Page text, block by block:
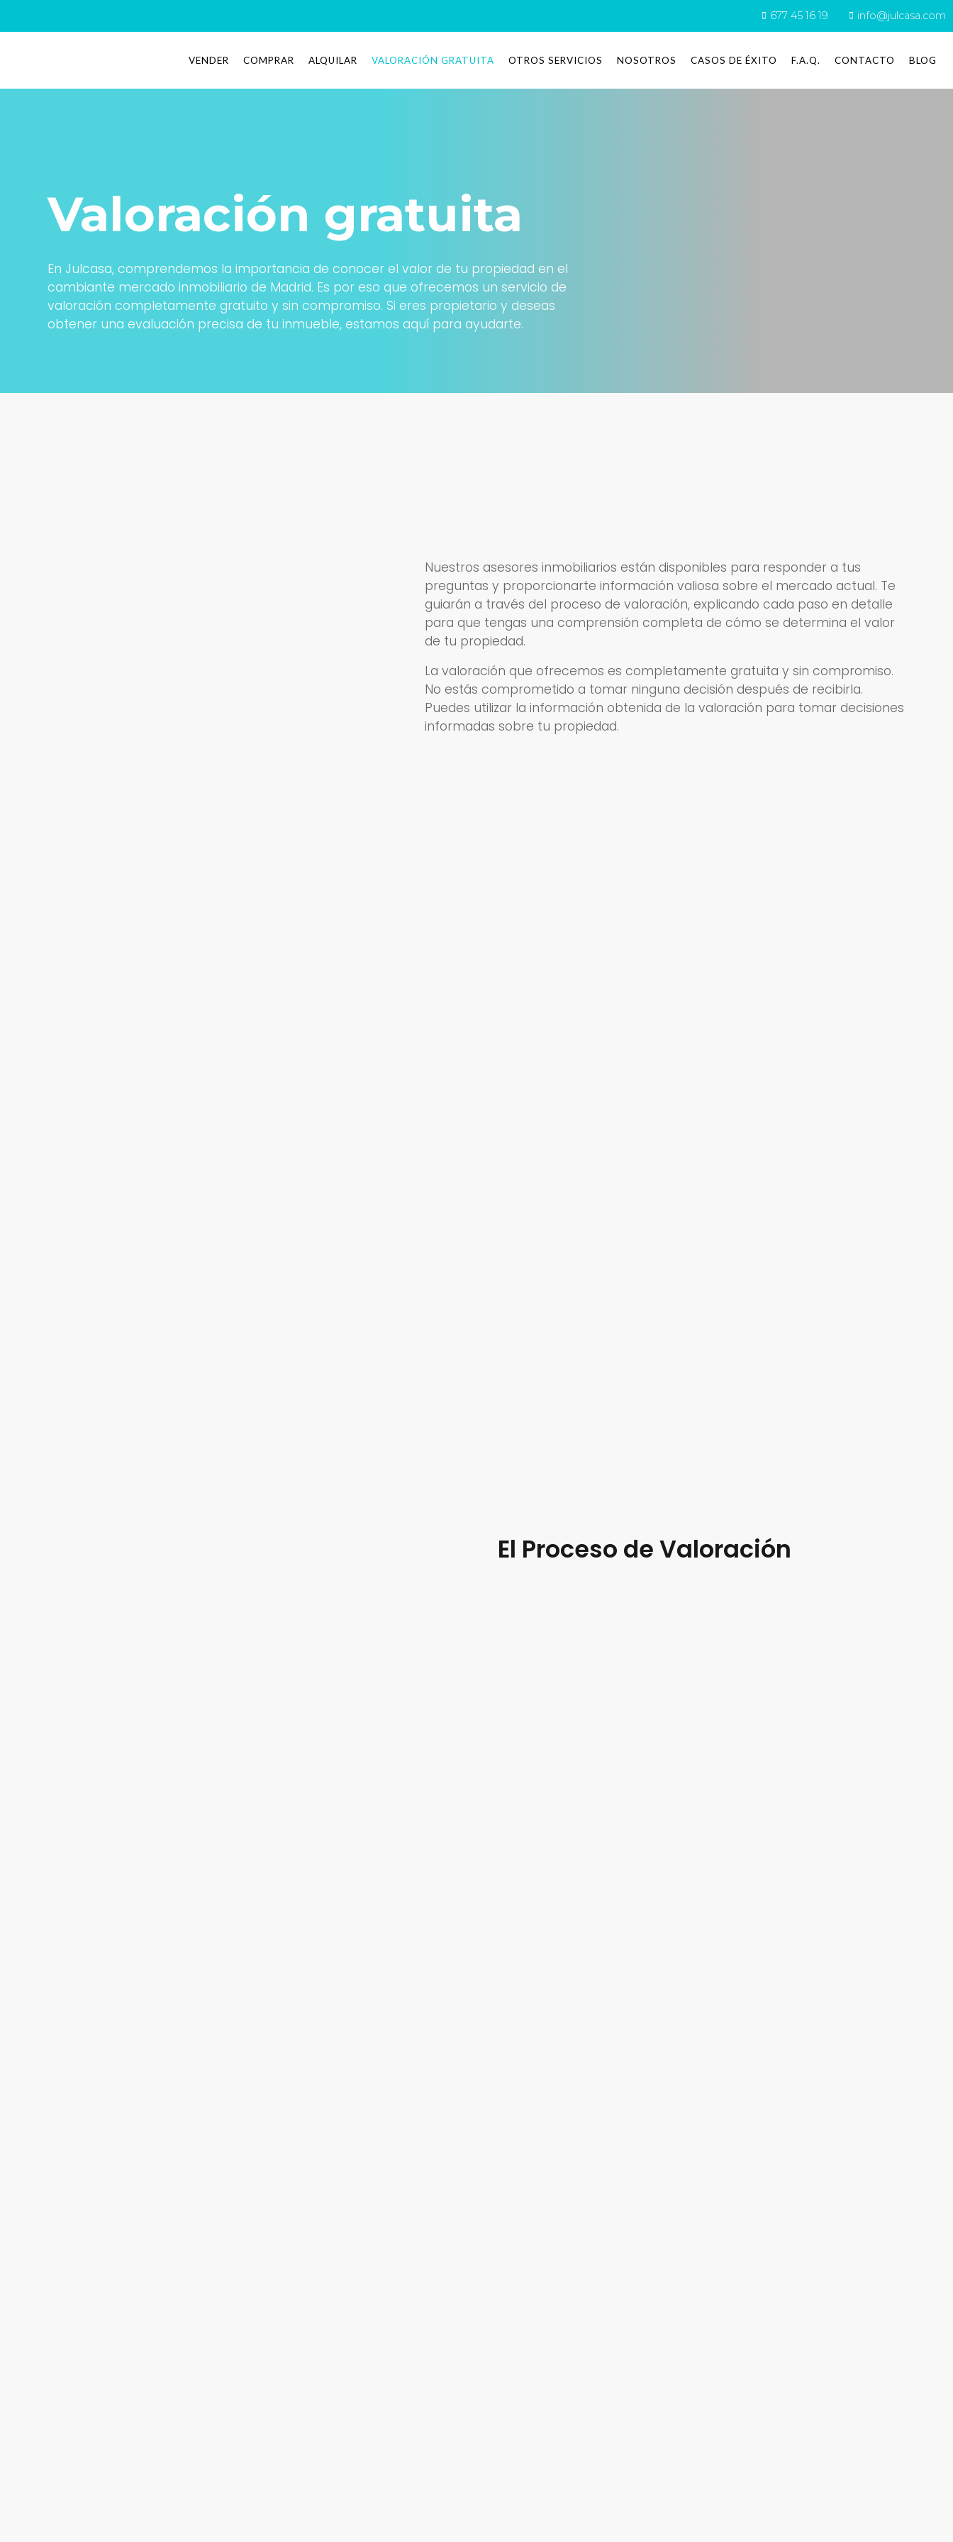
677 45 16 19 info@julcasa.com
VENDER COMPRAR ALQUILAR VALORACIÓN GRATUITA OTROS SERVICIOS NOSOTROS CASOS DE ÉXITO F.A.Q. CONTACTO BLOG
Valoración gratuita
En Julcasa, comprendemos la importancia de conocer el valor de tu propiedad en el
cambiante mercado inmobiliario de Madrid. Es por eso que ofrecemos un servicio de
valoración completamente gratuito y sin compromiso. Si eres propietario y deseas
obtener una evaluación precisa de tu inmueble, estamos aquí para ayudarte.
Nuestros asesores inmobiliarios están disponibles para responder a tus
preguntas y proporcionarte información valiosa sobre el mercado actual. Te
guiarán a través del proceso de valoración, explicando cada paso en detalle
para que tengas una comprensión completa de cómo se determina el valor
de tu propiedad.
La valoración que ofrecemos es completamente gratuita y sin compromiso.
No estás comprometido a tomar ninguna decisión después de recibirla.
Puedes utilizar la información obtenida de la valoración para tomar decisiones
informadas sobre tu propiedad.
El Proceso de Valoración